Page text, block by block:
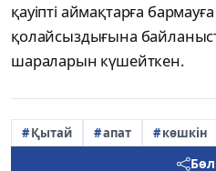
қауіпті аймақтарға
қолайсыздығына
шараларын күшейткен.
Қытай апат көшкін